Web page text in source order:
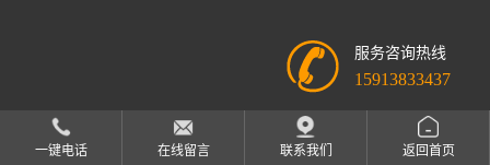
服务咨询热线
15913833437
一键电话 在线留言 联系我们 返回首页